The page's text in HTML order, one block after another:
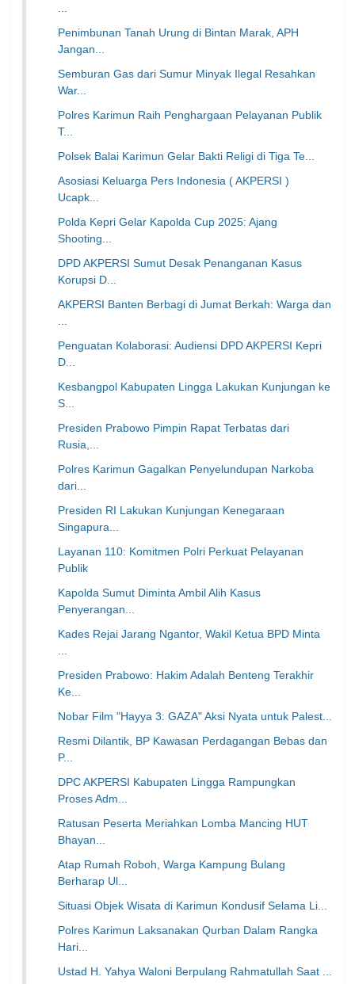
Penimbunan Tanah Urung di Bintan Marak, APH
Jangan...
Semburan Gas dari Sumur Minyak Ilegal Resahkan
War...
Polres Karimun Raih Penghargaan Pelayanan Publik
T...
Polsek Balai Karimun Gelar Bakti Religi di Tiga Te...
Asosiasi Keluarga Pers Indonesia ( AKPERSI )
Ucapk...
Polda Kepri Gelar Kapolda Cup 2025: Ajang
Shooting...
DPD AKPERSI Sumut Desak Penanganan Kasus
Korupsi D...
AKPERSI Banten Berbagi di Jumat Berkah: Warga dan
Penguatan Kolaborasi: Audiensi DPD AKPERSI Kepri
D...
Kesbangpol Kabupaten Lingga Lakukan Kunjungan ke
S...
Presiden Prabowo Pimpin Rapat Terbatas dari
Rusia,...
Polres Karimun Gagalkan Penyelundupan Narkoba
dari...
Presiden RI Lakukan Kunjungan Kenegaraan
Singapura...
Layanan 110: Komitmen Polri Perkuat Pelayanan
Publik
Kapolda Sumut Diminta Ambil Alih Kasus
Penyerangan...
Kades Rejai Jarang Ngantor, Wakil Ketua BPD Minta
Presiden Prabowo: Hakim Adalah Benteng Terakhir
Ke...
Nobar Film "Hayya 3: GAZA" Aksi Nyata untuk Palest...
Resmi Dilantik, BP Kawasan Perdagangan Bebas dan
P...
DPC AKPERSI Kabupaten Lingga Rampungkan
Proses Adm...
Ratusan Peserta Meriahkan Lomba Mancing HUT
Bhayan...
Atap Rumah Roboh, Warga Kampung Bulang
Berharap Ul...
Situasi Objek Wisata di Karimun Kondusif Selama Li...
Polres Karimun Laksanakan Qurban Dalam Rangka
Hari...
Ustad H. Yahya Waloni Berpulang Rahmatullah Saat ...